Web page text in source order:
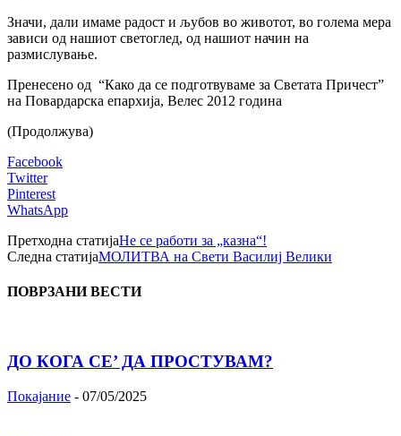
Значи, дали имаме радост и љубов во животот, во голема мера
зависи од нашиот светоглед, од нашиот начин на
размислување.
Пренесено од “Како да се подготвуваме за Светата Причест”
на Повардарска епархија, Велес 2012 година
(Продолжува)
Facebook
Twitter
Pinterest
WhatsApp
Претходна статијаНе се работи за „казна“!
Следна статијаМОЛИТВА на Свети Василиј Велики
ПОВРЗАНИ ВЕСТИ
ДО КОГА СЕ’ ДА ПРОСТУВАМ?
Покајание - 07/05/2025